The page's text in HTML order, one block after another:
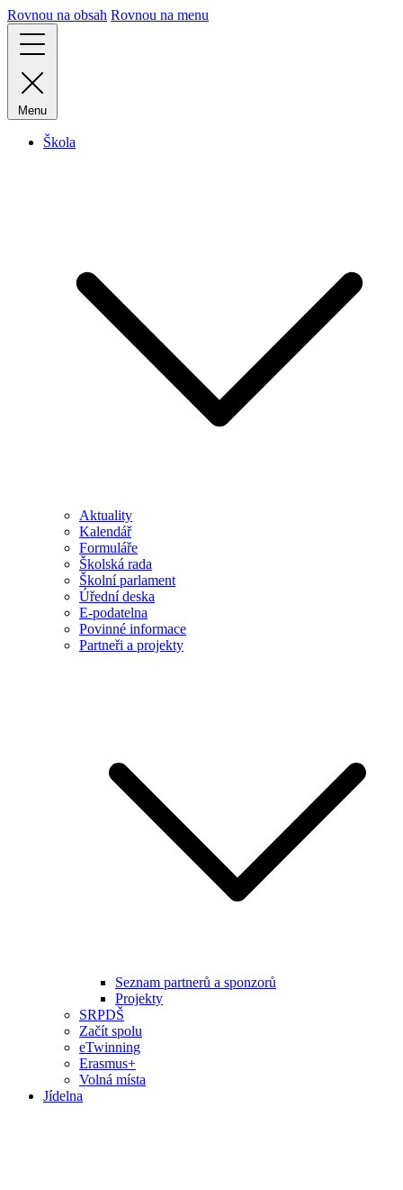
Rovnou na obsah Rovnou na menu
Menu
Škola
Aktuality
Kalendář
Formuláře
Školská rada
Školní parlament
Úřední deska
E-podatelna
Povinné informace
Partneři a projekty
Seznam partnerů a sponzorů
Projekty
SRPDŠ
Začít spolu
eTwinning
Erasmus+
Volná místa
Jídelna